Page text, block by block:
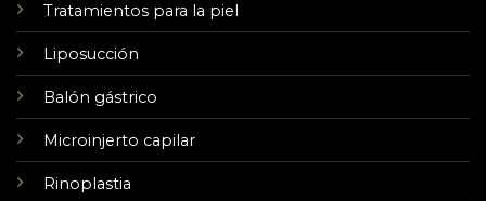
Tratamientos para la piel
Liposucción
Balón gástrico
Microinjerto capilar
Rinoplastia